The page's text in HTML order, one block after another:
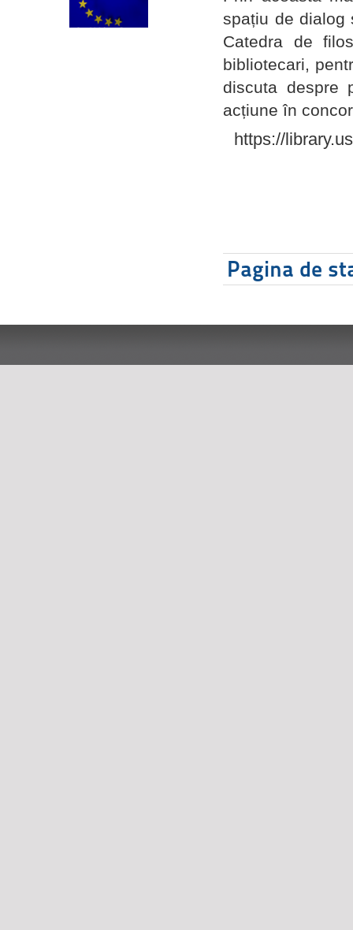
spațiu de dialog
Catedra de
bibliotecari,
discuta despre
acțiune în
https://
Pagina de